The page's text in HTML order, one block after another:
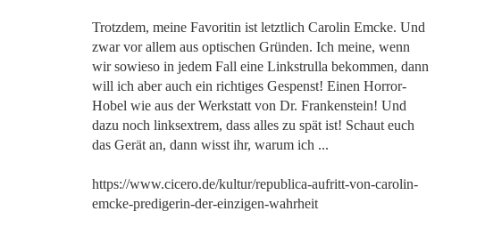
Trotzdem, meine Favoritin ist letztlich Carolin Emcke. Und
zwar vor allem aus optischen Gründen. Ich meine, wenn
wir sowieso in jedem Fall eine Linkstrulla bekommen, dann
will ich aber auch ein richtiges Gespenst! Einen Horror-
Hobel wie aus der Werkstatt von Dr. Frankenstein! Und
dazu noch linksextrem, dass alles zu spät ist! Schaut euch
das Gerät an, dann wisst ihr, warum ich ...
https://www.cicero.de/kultur/republica-aufritt-von-carolin-
emcke-predigerin-der-einzigen-wahrheit